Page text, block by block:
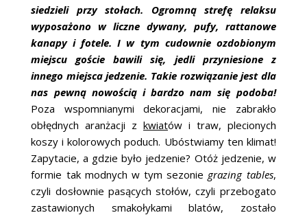
siedzieli przy stołach. Ogromną strefę relaksu
wyposażono w liczne dywany, pufy, rattanowe
kanapy i fotele. I w tym cudownie ozdobionym
miejscu goście bawili się, jedli przyniesione z
innego miejsca jedzenie. Takie rozwiązanie jest dla
nas pewną nowością i bardzo nam się podoba!
Poza wspomnianymi dekoracjami, nie zabrakło
obłędnych aranżacji z kwiatów i traw, plecionych
koszy i kolorowych poduch. Ubóstwiamy ten klimat!
Zapytacie, a gdzie było jedzenie? Otóż jedzenie, w
formie tak modnych w tym sezonie grazing tables,
czyli dosłownie pasących stołów, czyli przebogato
zastawionych smakołykami blatów, zostało